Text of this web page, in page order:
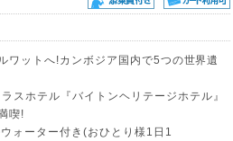
ワットへ!カンボジア国内で5つの世界遺
スホテル『バイトンヘリテージホテル』
喫!
ォーター付き(おひとり様1日1